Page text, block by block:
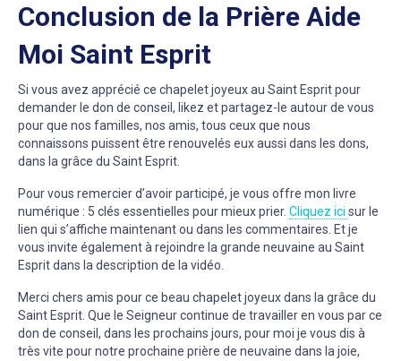
Conclusion de la Prière Aide
Moi Saint Esprit
Si vous avez apprécié ce chapelet joyeux au Saint Esprit pour
demander le don de conseil, likez et partagez-le autour de vous
pour que nos familles, nos amis, tous ceux que nous
connaissons puissent être renouvelés eux aussi dans les dons,
dans la grâce du Saint Esprit.
Pour vous remercier d’avoir participé, je vous offre mon livre
numérique : 5 clés essentielles pour mieux prier. Cliquez ici sur le
lien qui s’affiche maintenant ou dans les commentaires. Et je
vous invite également à rejoindre la grande neuvaine au Saint
Esprit dans la description de la vidéo.
Merci chers amis pour ce beau chapelet joyeux dans la grâce du
Saint Esprit. Que le Seigneur continue de travailler en vous par ce
don de conseil, dans les prochains jours, pour moi je vous dis à
très vite pour notre prochaine prière de neuvaine dans la joie,